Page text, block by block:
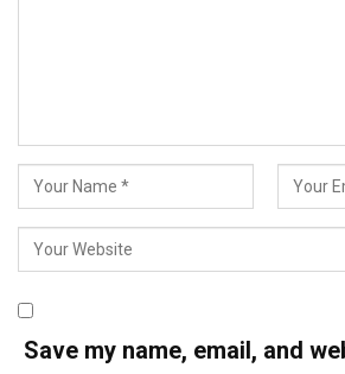
Save my name, email, and